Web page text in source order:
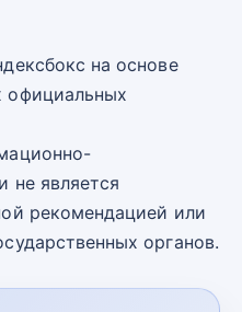
на основе
официальных
не является
рекомендацией или
органов.